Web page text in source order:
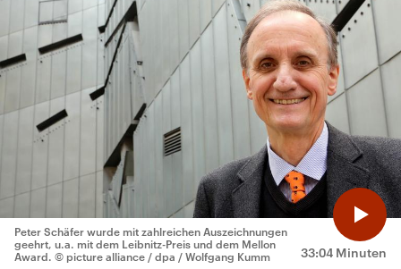
33:04 Minuten
Peter Schäfer wurde mit zahlreichen Auszeichnungen
geehrt, u.a. mit dem Leibnitz-Preis und dem Mellon
Award. © picture alliance / dpa / Wolfgang Kumm